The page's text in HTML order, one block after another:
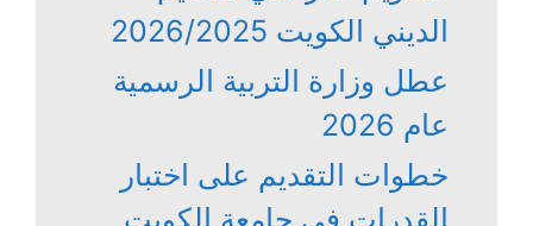
الديني الكويت 2026/2025
عطل وزارة التربية الرسمية
عام 2026
خطوات التقديم على اختبار
القدرات في جامعة الكويت